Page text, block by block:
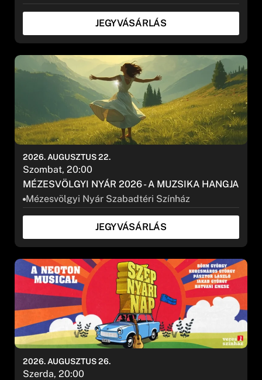
JEGYVÁSÁRLÁS
MÉZESVÖLGYI NYÁR 2026 - A MUZSIKA HANGJA
Mézesvölgyi Nyár Szabadtéri Színház
2026. AUGUSZTUS 22.
Szombat, 20:00
JEGYVÁSÁRLÁS
2026. AUGUSZTUS 26.
Szerda, 20:00